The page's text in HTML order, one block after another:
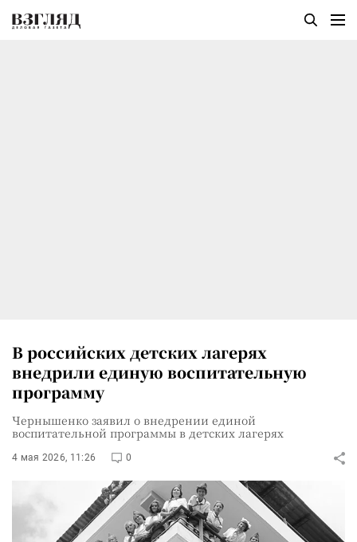
В российских детских лагерях
внедрили единую воспитательную
программу
Чернышенко заявил о внедрении единой
воспитательной программы в детских лагерях
4 мая 2026, 11:26 0